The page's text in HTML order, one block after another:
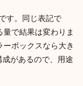
す。同じ表記で
で結果は変わりま
ボックスなら大き
があるので、用途